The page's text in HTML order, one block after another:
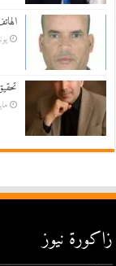
يونيو
مايو
زاكورة نيوز